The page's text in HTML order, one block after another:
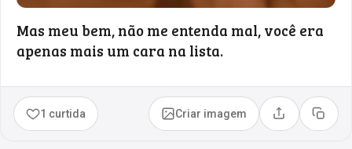
Mas meu bem, não me entenda mal, você era
apenas mais um cara na lista.
1 curtida Criar imagem Compartilhar
Copiar